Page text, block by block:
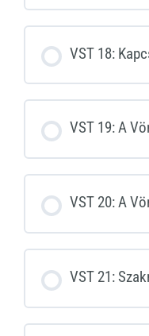
VST 18:
VST 19: A
VST 20: A
VST 21: